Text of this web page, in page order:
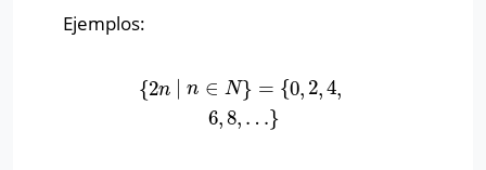
Ejemplos:
{2n n ∈ N} = {0, 2,4,
6,8, …}
{2n n∈N }={ 0 2,4,6,8,…}